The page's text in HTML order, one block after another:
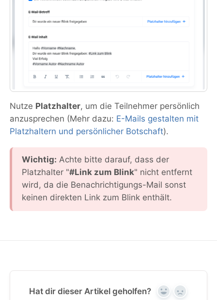
Nutze Platzhalter, um die Teilnehmer persönlich
anzusprechen (Mehr dazu: E-Mails gestalten mit
Platzhaltern und persönlicher Botschaft).
Wichtig: Achte bitte darauf, dass der
Platzhalter "#Link zum Blink" nicht entfernt
wird, da die Benachrichtigungs-Mail sonst
keinen direkten Link zum Blink enthält.
Hat dir dieser Artikel geholfen? Yes No